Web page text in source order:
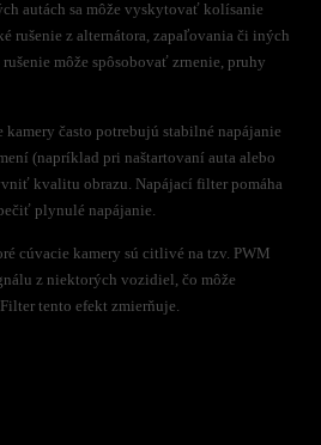
autách sa môže vyskytovať kolísanie
rušenie z alternátora, zapaľovania či iných
môže spôsobovať zrnenie, pruhy
kamery často potrebujú stabilné napájanie
(napríklad pri naštartovaní auta alebo
kvalitu obrazu. Napájací filter pomáha
plynulé napájanie.
cúvacie kamery sú citlivé na tzv. PWM
z niektorých vozidiel, čo môže
tento efekt zmierňuje.